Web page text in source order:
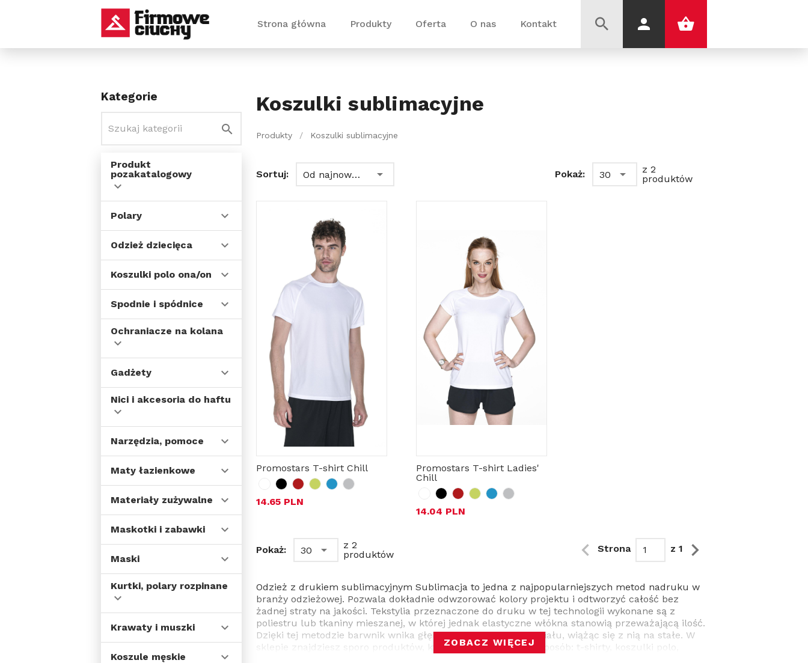
Strona główna Produkty Oferta O nas Kontakt
Kategorie
Produkt
pozakatalogowy
Polary
Odzież dziecięca
Koszulki polo ona/on
Spodnie i spódnice
Ochraniacze na kolana
Gadżety
Nici i akcesoria do haftu
Narzędzia, pomoce
Maty łazienkowe
Materiały zużywalne
Maskotki i zabawki
Maski
Kurtki, polary rozpinane
Krawaty i muszki
Koszule męskie
Koszulki sublimacyjne
Produkty / Koszulki sublimacyjne
Sortuj: Od najnowszych Pokaż: 30
z 2
produktów
Promostars T-shirt Chill
14.65 PLN
Promostars T-shirt Ladies'
Chill
14.04 PLN
Pokaż: 30
z 2
produktów
Strona z 1
Odzież z drukiem sublimacyjnym Sublimacja to jedna z najpopularniejszych metod nadruku w
branży odzieżowej. Pozwala dokładnie odwzorować kolory projektu i odtworzyć całość bez
żadnej straty na jakości. Tekstylia przeznaczone do druku w tej technologii wykonane są z
poliestru lub tkaniny mieszanej, w której jednak elastyczne włókna stanowią przeważającą ilość.
Dzięki tej metodzie barwnik wnika głęboko w strukturę materiału, wiążąc się z nią na stałe. W
sklepie znajdziesz sporo produktów, które oznakujesz w ten sposób: t-shirty, koszulki polo,
ZOBACZ WIĘCEJ